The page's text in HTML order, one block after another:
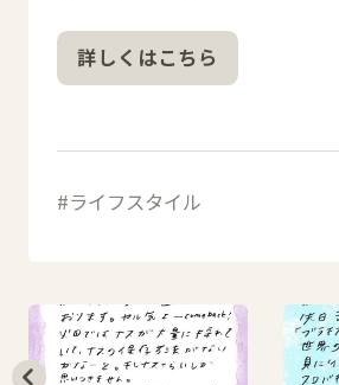
詳しくはこちら
ライフスタイル